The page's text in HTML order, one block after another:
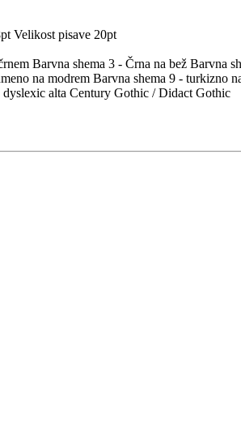
Velikost pisave 20pt
Barvna shema 3 - Črna na bež Barvna
na modrem Barvna shema 9 - turkizno
dyslexic alta Century Gothic / Didact Gothic